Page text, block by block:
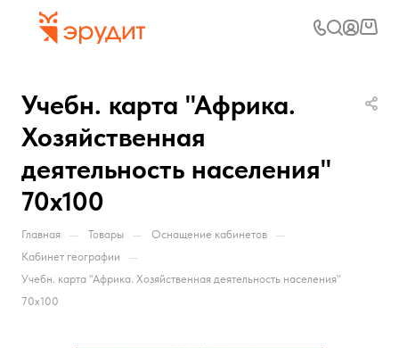
Учебн. карта "Африка.
Хозяйственная
деятельность населения"
70х100
Главная — Товары — Оснащение кабинетов —
Кабинет географии —
Учебн. карта "Африка. Хозяйственная деятельность населения"
70х100